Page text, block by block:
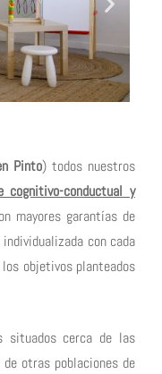
Pinto) todos nuestros
cognitivo-conductual y
mayores garantías de
con cada
objetivos planteados
situados cerca de las
otras poblaciones de